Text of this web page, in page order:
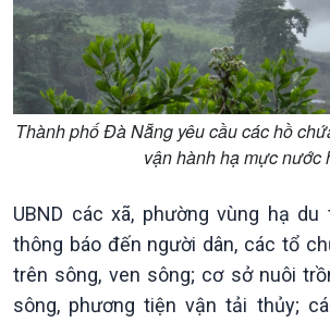
Thành phố Đà Nẵng yêu cầu các hồ
vận hành hạ mực nước
UBND các xã, phường vùng hạ
thông báo đến người dân, các tổ
trên sông, ven sông; cơ sở nuôi
sông, phương tiện vận tải thủy;